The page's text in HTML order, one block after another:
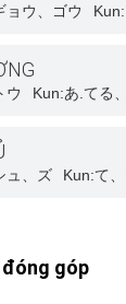
ョウ、ゴウ Kun:
ウ Kun:あ.てる
ュ、ズ Kun:て
góp